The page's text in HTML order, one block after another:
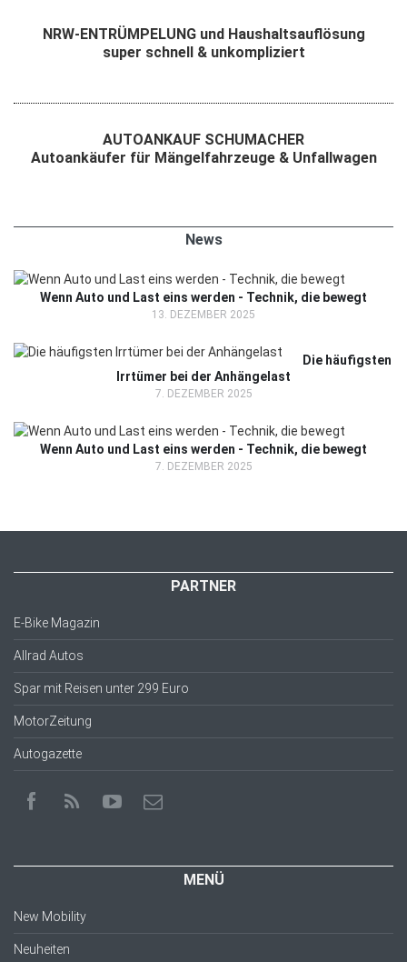
NRW-ENTRÜMPELUNG und Haushaltsauflösung
super schnell & unkompliziert
AUTOANKAUF SCHUMACHER
Autoankäufer für Mängelfahrzeuge & Unfallwagen
News
Wenn Auto und Last eins werden - Technik, die bewegt
13. DEZEMBER 2025
Die häufigsten
Irrtümer bei der Anhängelast
7. DEZEMBER 2025
Wenn Auto und Last eins werden - Technik, die bewegt
7. DEZEMBER 2025
PARTNER
E-Bike Magazin
Allrad Autos
Spar mit Reisen unter 299 Euro
MotorZeitung
Autogazette
MENÜ
New Mobility
Neuheiten